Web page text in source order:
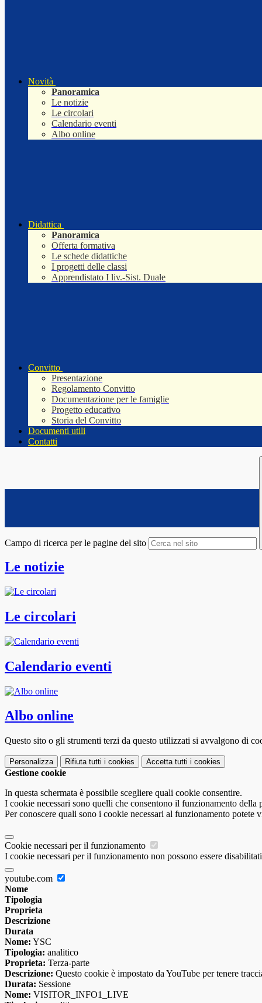
Novità
Panoramica
Le notizie
Le circolari
Calendario eventi
Albo online
Didattica
Panoramica
Offerta formativa
Le schede didattiche
I progetti delle classi
Apprendistato I liv.-Sist. Duale
Convitto
Presentazione
Regolamento Convitto
Documentazione per le famiglie
Progetto educativo
Storia del Convitto
Documenti utili
Contatti
Campo di ricerca per le pagine del sito
Le notizie
Le circolari
Calendario eventi
Albo online
Questo sito o gli strumenti terzi da questo utilizzati si avvalgono di
Personalizza Rifiuta tutti i cookies Accetta tutti i cookies
Gestione cookie
In questa schermata è possibile scegliere quali cookie consentire.
I cookie necessari sono quelli che consentono il funzionamento
Per conoscere quali sono i cookie necessari al funzionamento potete
Cookie necessari per il funzionamento
I cookie necessari per il funzionamento non possono essere
youtube.com
Nome
Tipologia
Proprieta
Descrizione
Durata
Nome: YSC
Tipologia: analitico
Proprieta: Terza-parte
Descrizione: Questo cookie è impostato da YouTube per tenere
Durata: Sessione
Nome: VISITOR_INFO1_LIVE